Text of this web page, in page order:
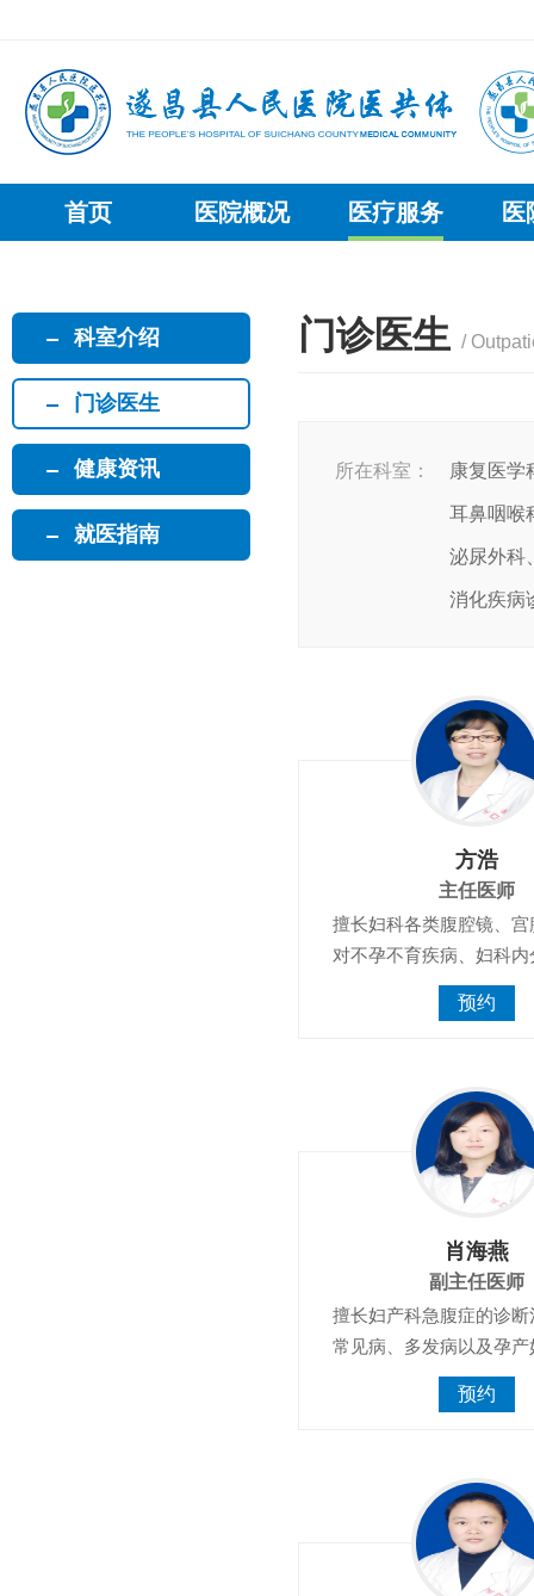
首页 医院概况 医疗服务 医
科室介绍
门诊医生
健康资讯
就医指南
门诊医生 /
所在科室： 康复医学
耳鼻咽喉
泌尿外科
消化疾病
方浩
主任医师
擅长妇科各类腹腔镜、
对不孕不育疾病、妇科
预约
肖海燕
副主任医师
擅长妇产科急腹症的诊
常见病、多发病以及孕
预约